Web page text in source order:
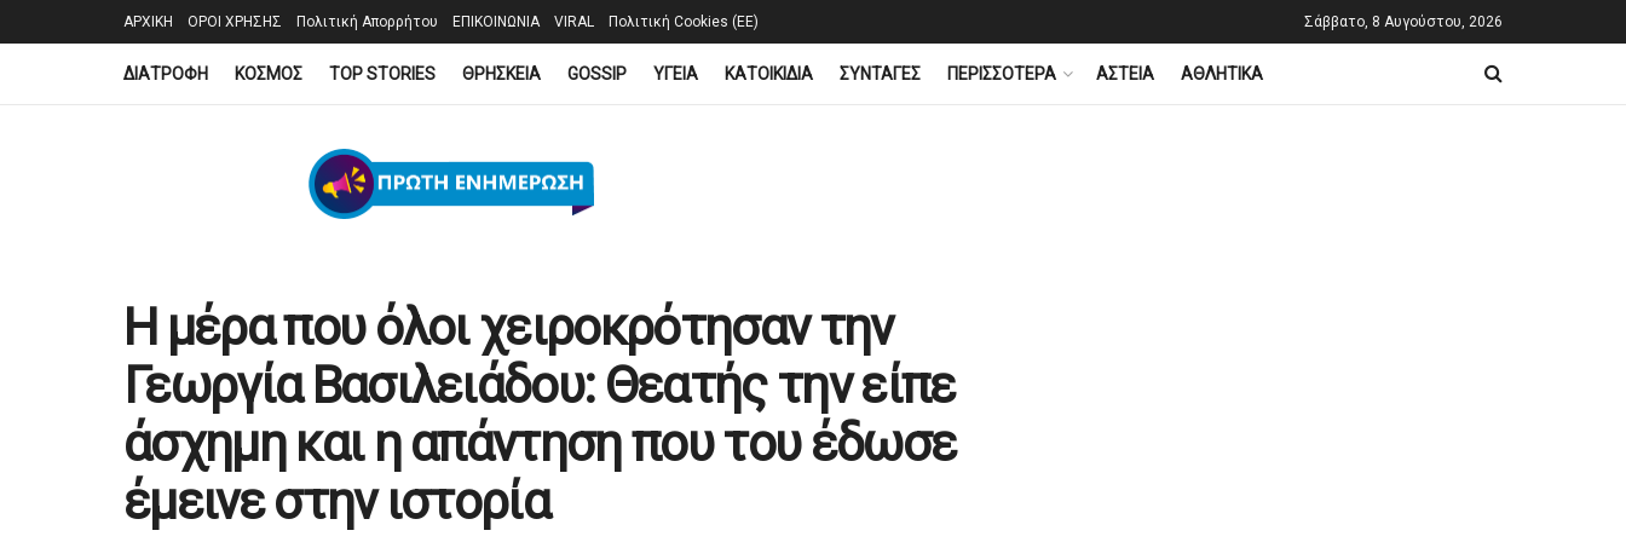
ΑΡΧΙΚΗ ΟΡΟΙ ΧΡΗΣΗΣ Πολιτική Απορρήτου ΕΠΙΚΟΙΝΩΝΙΑ VIRAL Πολιτική Cookies (ΕΕ) Σάββατο, 8 Αυγούστου, 2026
ΔΙΑΤΡΟΦΗ ΚΟΣΜΟΣ TOP STORIES ΘΡΗΣΚΕΙΑ GOSSIP YΓΕΙΑ ΚΑΤΟΙΚΙΔΙΑ ΣΥΝΤΑΓΕΣ ΠΕΡΙΣΣΟΤΕΡΑ ΑΣΤΕΙΑ ΑΘΛΗΤΙΚΑ
Η μέρα που όλοι χειροκρότησαν την
Γεωργία Βασιλειάδου: Θεατής την είπε
άσχημη και η απάντηση που του έδωσε
έμεινε στην ιστορία